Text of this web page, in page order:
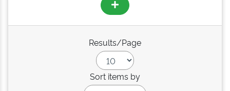
Results/Page
Sort items by